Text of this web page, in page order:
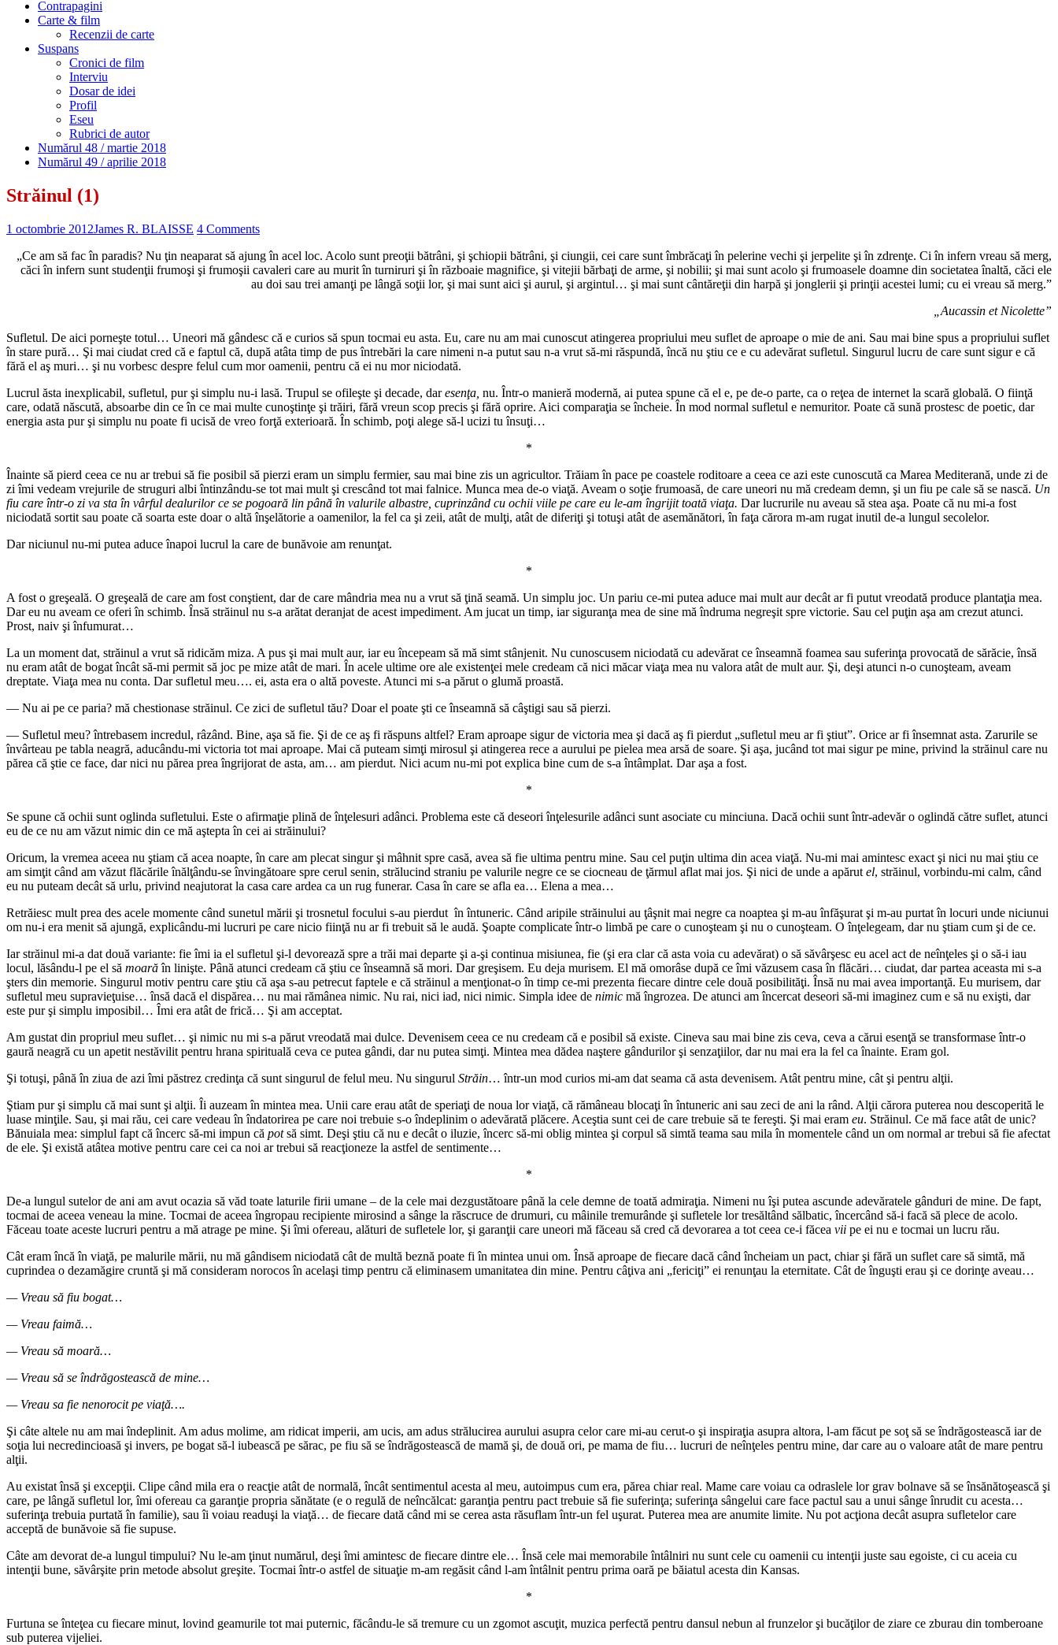
Contrapagini
Carte & film
Recenzii de carte
Suspans
Cronici de film
Interviu
Dosar de idei
Profil
Eseu
Rubrici de autor
Numărul 48 / martie 2018
Numărul 49 / aprilie 2018
Străinul (1)
1 octombrie 2012James R. BLAISSE 4 Comments
„Ce am să fac în paradis? Nu ţin neaparat să ajung în acel loc. Acolo sunt preoţii bătrâni, şi şchiopii bătrâni, şi ciungii, cei care sunt îmbrăcaţi în pelerine vechi şi jerpelite şi în zdrenţe. Ci în infern vreau să merg,
căci în infern sunt studenţii frumoşi şi frumoşii cavaleri care au murit în turniruri şi în războaie magnifice, şi vitejii bărbaţi de arme, şi nobilii; şi mai sunt acolo şi frumoasele doamne din societatea înaltă, căci ele
au doi sau trei amanţi pe lângă soţii lor, şi mai sunt aici şi aurul, şi argintul… şi mai sunt cântăreţii din harpă şi jonglerii şi prinţii acestei lumi; cu ei vreau să merg.”
„Aucassin et Nicolette”
Sufletul. De aici porneşte totul… Uneori mă gândesc că e curios să spun tocmai eu asta. Eu, care nu am mai cunoscut atingerea propriului meu suflet de aproape o mie de ani. Sau mai bine spus a propriului suflet
în stare pură… Şi mai ciudat cred că e faptul că, după atâta timp de pus întrebări la care nimeni n-a putut sau n-a vrut să-mi răspundă, încă nu ştiu ce e cu adevărat sufletul. Singurul lucru de care sunt sigur e că
fără el aş muri… şi nu vorbesc despre felul cum mor oamenii, pentru că ei nu mor niciodată.
Lucrul ăsta inexplicabil, sufletul, pur şi simplu nu-i lasă. Trupul se ofileşte şi decade, daresenţa, nu. Într-o manieră modernă, ai putea spune că el e, pe de-o parte, ca o reţea de internet la scară globală. O fiinţă
care, odată născută, absoarbe din ce în ce mai multe cunoştinţe şi trăiri, fără vreun scop precis şi fără oprire. Aici comparaţia se încheie. În mod normal sufletul e nemuritor. Poate că sună prostesc de poetic, dar
energia asta pur şi simplu nu poate fi ucisă de vreo forţă exterioară. În schimb, poţi alege să-l ucizi tu însuţi…
*
Înainte să pierd ceea ce nu ar trebui să fie posibil să pierzi eram un simplu fermier, sau mai bine zis un agricultor. Trăiam în pace pe coastele roditoare a ceea ce azi este cunoscută ca Marea Mediterană, unde zi de
zi îmi vedeam vrejurile de struguri albi întinzându-se tot mai mult şi crescând tot mai falnice. Munca mea de-o viaţă. Aveam o soţie frumoasă, de care uneori nu mă credeam demn, şi un fiu pe cale să se nască. Un
fiu care într-o zi va sta în vârful dealurilor ce se pogoară lin până în valurile albastre, cuprinzând cu ochii viile pe care eu le-am îngrijit toată viaţa. Dar lucrurile nu aveau să stea aşa. Poate că nu mi-a fost
niciodată sortit sau poate că soarta este doar o altă înşelătorie a oamenilor, la fel ca şi zeii, atât de mulţi, atât de diferiţi şi totuşi atât de asemănători, în faţa cărora m-am rugat inutil de-a lungul secolelor.
Dar niciunul nu-mi putea aduce înapoi lucrul la care de bunăvoie am renunţat.
*
A fost o greşeală. O greşeală de care am fost conştient, dar de care mândria mea nu a vrut să ţină seamă. Un simplu joc. Un pariu ce-mi putea aduce mai mult aur decât ar fi putut vreodată produce plantaţia mea.
Dar eu nu aveam ce oferi în schimb. Însă străinul nu s-a arătat deranjat de acest impediment. Am jucat un timp, iar siguranţa mea de sine mă îndruma negreşit spre victorie. Sau cel puţin aşa am crezut atunci.
Prost, naiv şi înfumurat…
La un moment dat, străinul a vrut să ridicăm miza. A pus şi mai mult aur, iar eu începeam să mă simt stânjenit. Nu cunoscusem niciodată cu adevărat ce înseamnă foamea sau suferinţa provocată de sărăcie, însă
nu eram atât de bogat încât să-mi permit să joc pe mize atât de mari. În acele ultime ore ale existenţei mele credeam că nici măcar viaţa mea nu valora atât de mult aur. Şi, deşi atunci n-o cunoşteam, aveam
dreptate. Viaţa mea nu conta. Dar sufletul meu…. ei, asta era o altă poveste. Atunci mi s-a părut o glumă proastă.
— Nu ai pe ce paria? mă chestionase străinul. Ce zici de sufletul tău? Doar el poate şti ce înseamnă să câştigi sau să pierzi.
— Sufletul meu? întrebasem incredul, râzând. Bine, aşa să fie. Şi de ce aş fi răspuns altfel? Eram aproape sigur de victoria mea şi dacă aş fi pierdut „sufletul meu ar fi ştiut”. Orice ar fi însemnat asta. Zarurile se
învârteau pe tabla neagră, aducându-mi victoria tot mai aproape. Mai că puteam simţi mirosul şi atingerea rece a aurului pe pielea mea arsă de soare. Şi aşa, jucând tot mai sigur pe mine, privind la străinul care nu
părea că ştie ce face, dar nici nu părea prea îngrijorat de asta, am… am pierdut. Nici acum nu-mi pot explica bine cum de s-a întâmplat. Dar aşa a fost.
*
Se spune că ochii sunt oglinda sufletului. Este o afirmaţie plină de înţelesuri adânci. Problema este că deseori înţelesurile adânci sunt asociate cu minciuna. Dacă ochii sunt într-adevăr o oglindă către suflet, atunci
eu de ce nu am văzut nimic din ce mă aştepta în cei ai străinului?
Oricum, la vremea aceea nu ştiam că acea noapte, în care am plecat singur şi mâhnit spre casă, avea să fie ultima pentru mine. Sau cel puţin ultima din acea viaţă. Nu-mi mai amintesc exact şi nici nu mai ştiu ce
am simţit când am văzut flăcările înălţându-se învingătoare spre cerul senin, strălucind straniu pe valurile negre ce se ciocneau de ţărmul aflat mai jos. Şi nici de unde a apărut el, străinul, vorbindu-mi calm, când
eu nu puteam decât să urlu, privind neajutorat la casa care ardea ca un rug funerar. Casa în care se afla ea… Elena a mea…
Retrăiesc mult prea des acele momente când sunetul mării şi trosnetul focului s-au pierdut în întuneric. Când aripile străinului au ţâşnit mai negre ca noaptea şi m-au înfăşurat şi m-au purtat în locuri unde niciunui
om nu-i era menit să ajungă, explicându-mi lucruri pe care nicio fiinţă nu ar fi trebuit să le audă. Şoapte complicate într-o limbă pe care o cunoşteam şi nu o cunoşteam. O înţelegeam, dar nu ştiam cum şi de ce.
Iar străinul mi-a dat două variante: fie îmi ia el sufletul şi-l devorează spre a trăi mai departe şi a-şi continua misiunea, fie (şi era clar că asta voia cu adevărat) o să săvârşesc eu acel act de neînţeles şi o să-i iau
locul, lăsându-l pe el să moarăîn linişte. Până atunci credeam că ştiu ce înseamnă să mori. Dar greşisem. Eu deja murisem. El mă omorâse după ce îmi văzusem casa în flăcări… ciudat, dar partea aceasta mi s-a
şters din memorie. Singurul motiv pentru care ştiu că aşa s-au petrecut faptele e că străinul a menţionat-o în timp ce-mi prezenta fiecare dintre cele două posibilităţi. Însă nu mai avea importanţă. Eu murisem, dar
sufletul meu supravieţuise… însă dacă el dispărea… nu mai rămânea nimic. Nu rai, nici iad, nici nimic. Simpla idee de nimic mă îngrozea. De atunci am încercat deseori să-mi imaginez cum e să nu exişti, dar
este pur şi simplu imposibil… Îmi era atât de frică… Şi am acceptat.
Am gustat din propriul meu suflet… şi nimic nu mi s-a părut vreodată mai dulce. Devenisem ceea ce nu credeam că e posibil să existe. Cineva sau mai bine zis ceva, ceva a cărui esenţă se transformase într-o
gaură neagră cu un apetit nestăvilit pentru hrana spirituală ceva ce putea gândi, dar nu putea simţi. Mintea mea dădea naştere gândurilor şi senzaţiilor, dar nu mai era la fel ca înainte. Eram gol.
Şi totuşi, până în ziua de azi îmi păstrez credinţa că sunt singurul de felul meu. Nu singurul Străin… într-un mod curios mi-am dat seama că asta devenisem. Atât pentru mine, cât şi pentru alţii.
Ştiam pur şi simplu că mai sunt şi alţii. Îi auzeam în mintea mea. Unii care erau atât de speriaţi de noua lor viaţă, că rămâneau blocaţi în întuneric ani sau zeci de ani la rând. Alţii cărora puterea nou descoperită le
luase minţile. Sau, şi mai rău, cei care vedeau în îndatorirea pe care noi trebuie s-o îndeplinim o adevărată plăcere. Aceştia sunt cei de care trebuie să te fereşti. Şi mai eram eu. Străinul. Ce mă face atât de unic?
Bănuiala mea: simplul fapt că încerc să-mi impun că potsă simt. Deşi ştiu că nu e decât o iluzie, încerc să-mi oblig mintea şi corpul să simtă teama sau mila în momentele când un om normal ar trebui să fie afectat
de ele. Şi există atâtea motive pentru care cei ca noi ar trebui să reacţioneze la astfel de sentimente…
*
De-a lungul sutelor de ani am avut ocazia să văd toate laturile firii umane – de la cele mai dezgustătoare până la cele demne de toată admiraţia. Nimeni nu îşi putea ascunde adevăratele gânduri de mine. De fapt,
tocmai de aceea veneau la mine. Tocmai de aceea îngropau recipiente mirosind a sânge la răscruce de drumuri, cu mâinile tremurânde şi sufletele lor tresăltând sălbatic, încercând să-i facă să plece de acolo.
Făceau toate aceste lucruri pentru a mă atrage pe mine. Şi îmi ofereau, alături de sufletele lor, şi garanţii care uneori mă făceau să cred că devorarea a tot ceea ce-i făcea vii pe ei nu e tocmai un lucru rău.
Cât eram încă în viaţă, pe malurile mării, nu mă gândisem niciodată cât de multă beznă poate fi în mintea unui om. Însă aproape de fiecare dacă când încheiam un pact, chiar şi fără un suflet care să simtă, mă
cuprindea o dezamăgire cruntă şi mă consideram norocos în acelaşi timp pentru că eliminasem umanitatea din mine. Pentru câţiva ani „fericiţi” ei renunţau la eternitate. Cât de înguşti erau şi ce dorinţe aveau…
— Vreau să fiu bogat…
— Vreau faimă…
— Vreau să moară…
— Vreau să se îndrăgostească de mine…
— Vreau sa fie nenorocit pe viaţă….
Şi câte altele nu am mai îndeplinit. Am adus molime, am ridicat imperii, am ucis, am adus strălucirea aurului asupra celor care mi-au cerut-o şi inspiraţia asupra altora, l-am făcut pe soţ să se îndrăgostească iar de
soţia lui necredincioasă şi invers, pe bogat să-l iubească pe sărac, pe fiu să se îndrăgostească de mamă şi, de două ori, pe mama de fiu… lucruri de neînţeles pentru mine, dar care au o valoare atât de mare pentru
alţii.
Au existat însă şi excepţii. Clipe când mila era o reacţie atât de normală, încât sentimentul acesta al meu, autoimpus cum era, părea chiar real. Mame care voiau ca odraslele lor grav bolnave să se însănătoşească şi
care, pe lângă sufletul lor, îmi ofereau ca garanţie propria sănătate (e o regulă de neîncălcat: garanţia pentru pact trebuie să fie suferinţa; suferinţa sângelui care face pactul sau a unui sânge înrudit cu acesta…
suferinţa trebuia purtată în familie), sau îi voiau readuşi la viaţă… de fiecare dată când mi se cerea asta răsuflam într-un fel uşurat. Puterea mea are anumite limite. Nu pot acţiona decât asupra sufletelor care
acceptă de bunăvoie să fie supuse.
Câte am devorat de-a lungul timpului? Nu le-am ţinut numărul, deşi îmi amintesc de fiecare dintre ele… Însă cele mai memorabile întâlniri nu sunt cele cu oamenii cu intenţii juste sau egoiste, ci cu aceia cu
intenţii bune, săvârşite prin metode absolut greşite. Tocmai într-o astfel de situaţie m-am regăsit când l-am întâlnit pentru prima oară pe băiatul acesta din Kansas.
*
Furtuna se înteţea cu fiecare minut, lovind geamurile tot mai puternic, făcându-le să tremure cu un zgomot ascuţit, muzica perfectă pentru dansul nebun al frunzelor şi bucăţilor de ziare ce zburau din tomberoane
sub puterea vijeliei.